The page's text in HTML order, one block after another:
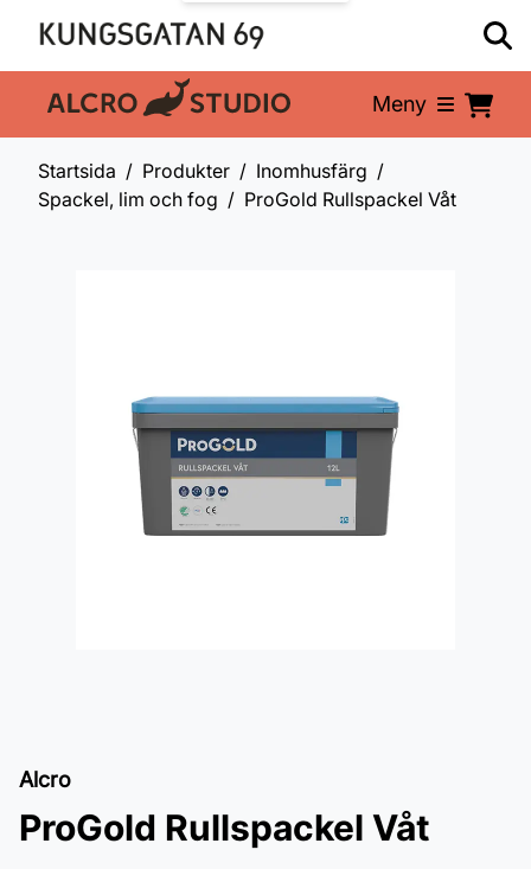
En del av: Meny
Startsida Produkter
Inomhusfärg
Spackel, lim och fog
ProGold Rullspackel Våt
Alcro
ProGold Rullspackel Våt